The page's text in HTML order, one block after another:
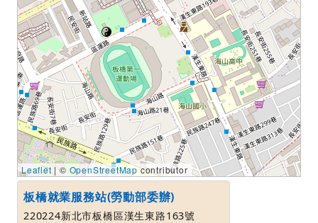
Leaflet| © OpenStreetMapcontributor
板橋就業服務站(勞動部委辦)
220224新北市板橋區漢生東路163號